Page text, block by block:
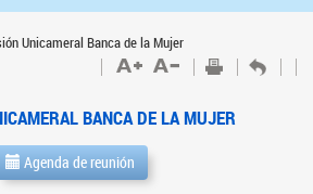
Unicameral Banca de la Mujer
BANCA DE LA MUJER
Agenda de reunión